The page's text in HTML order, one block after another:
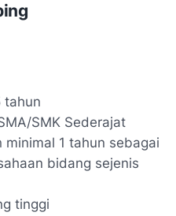
tahun
SMK Sederajat
minimal 1 tahun sebagai
bidang sejenis
tinggi